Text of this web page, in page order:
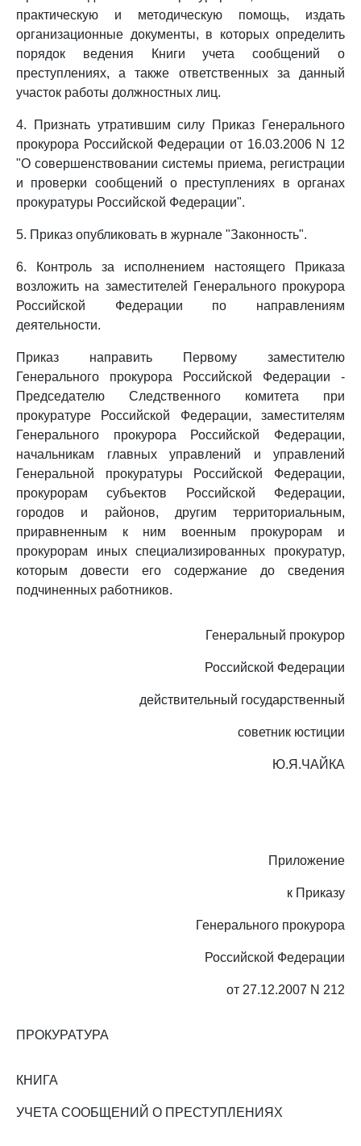
практическую и методическую помощь, издать
организационные документы, в которых определить
порядок ведения Книги учета сообщений о
преступлениях, а также ответственных за данный
участок работы должностных лиц.
4. Признать утратившим силу Приказ Генерального
прокурора Российской Федерации от 16.03.2006 N 12
"О совершенствовании системы приема, регистрации
и проверки сообщений о преступлениях в органах
прокуратуры Российской Федерации".
5. Приказ опубликовать в журнале "Законность".
6. Контроль за исполнением настоящего Приказа
возложить на заместителей Генерального прокурора
Российской Федерации по направлениям
деятельности.
Приказ направить Первому заместителю
Генерального прокурора Российской Федерации -
Председателю Следственного комитета при
прокуратуре Российской Федерации, заместителям
Генерального прокурора Российской Федерации,
начальникам главных управлений и управлений
Генеральной прокуратуры Российской Федерации,
прокурорам субъектов Российской Федерации,
городов и районов, другим территориальным,
приравненным к ним военным прокурорам и
прокурорам иных специализированных прокуратур,
которым довести его содержание до сведения
подчиненных работников.
Генеральный прокурор
Российской Федерации
действительный государственный
советник юстиции
Ю.Я.ЧАЙКА
Приложение
к Приказу
Генерального прокурора
Российской Федерации
от 27.12.2007 N 212
ПРОКУРАТУРА
КНИГА
УЧЕТА СООБЩЕНИЙ О ПРЕСТУПЛЕНИЯХ